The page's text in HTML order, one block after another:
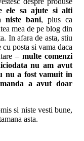
ele sa ajute si alti
niste bani, plus ca
mea de pe blog din
In afara de asta, stiu
posta si vama daca
–multe comenzi
nu am avut
nu a fost vamuit in
a avut doar
si niste vesti bune,
asta.